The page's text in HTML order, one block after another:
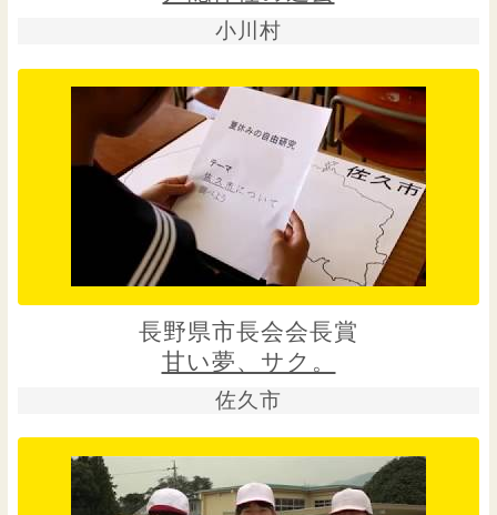
小川村
長野県市長会会長賞
甘い夢、サク。
佐久市